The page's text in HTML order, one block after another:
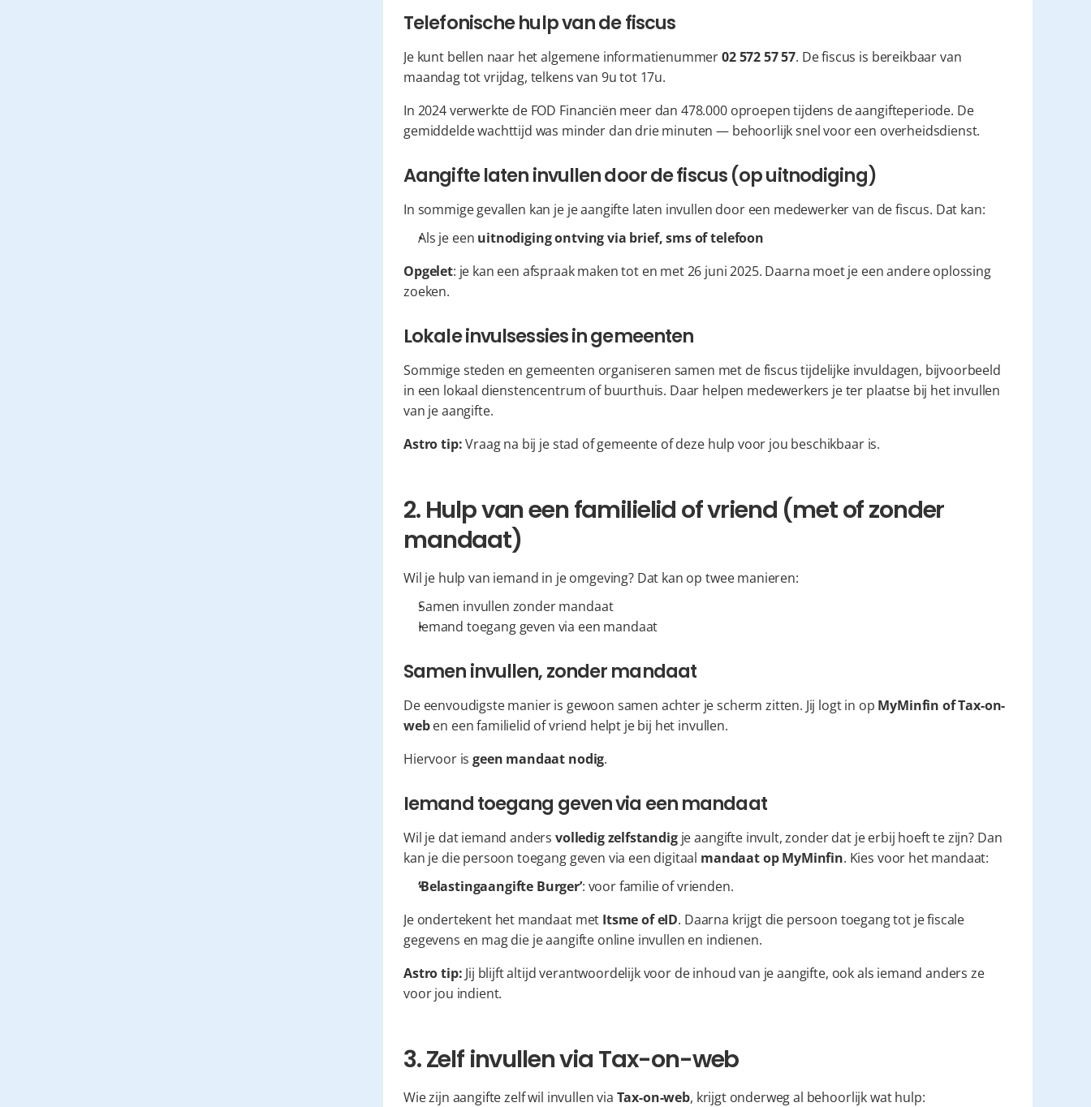
Telefonische hulp van de fiscus
Je kunt bellen naar het algemene informatienummer 02 572 57 57. De fiscus is bereikbaar van
maandag tot vrijdag, telkens van 9u tot 17u.
In 2024 verwerkte de FOD Financiën meer dan 478.000 oproepen tijdens de aangifteperiode. De
gemiddelde wachttijd was minder dan drie minuten — behoorlijk snel voor een overheidsdienst.
Aangifte laten invullen door de fiscus (op uitnodiging)
In sommige gevallen kan je je aangifte laten invullen door een medewerker van de fiscus. Dat kan:
Als je een uitnodiging ontving via brief, sms of telefoon
Opgelet: je kan een afspraak maken tot en met 26 juni 2025. Daarna moet je een andere oplossing
zoeken.
Lokale invulsessies in gemeenten
Sommige steden en gemeenten organiseren samen met de fiscus tijdelijke invuldagen, bijvoorbeeld
in een lokaal dienstencentrum of buurthuis. Daar helpen medewerkers je ter plaatse bij het invullen
van je aangifte.
Astro tip: Vraag na bij je stad of gemeente of deze hulp voor jou beschikbaar is.
2. Hulp van een familielid of vriend (met of zonder
mandaat)
Wil je hulp van iemand in je omgeving? Dat kan op twee manieren:
Samen invullen zonder mandaat
Iemand toegang geven via een mandaat
Samen invullen, zonder mandaat
De eenvoudigste manier is gewoon samen achter je scherm zitten. Jij logt in op MyMinfin of Tax-on-
web en een familielid of vriend helpt je bij het invullen.
Hiervoor is geen mandaat nodig.
Iemand toegang geven via een mandaat
Wil je dat iemand anders volledig zelfstandig je aangifte invult, zonder dat je erbij hoeft te zijn? Dan
kan je die persoon toegang geven via een digitaal mandaat op MyMinfin. Kies voor het mandaat:
‘Belastingaangifte Burger’: voor familie of vrienden.
Je ondertekent het mandaat met Itsme of eID. Daarna krijgt die persoon toegang tot je fiscale
gegevens en mag die je aangifte online invullen en indienen.
Astro tip: Jij blijft altijd verantwoordelijk voor de inhoud van je aangifte, ook als iemand anders ze
voor jou indient.
3. Zelf invullen via Tax-on-web
Wie zijn aangifte zelf wil invullen via Tax-on-web, krijgt onderweg al behoorlijk wat hulp: